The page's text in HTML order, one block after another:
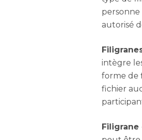
autorisé
intègre
forme de
fichier